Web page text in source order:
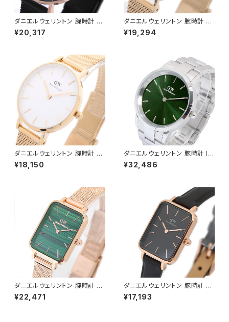
ダニエルウェリントン 腕時計 PE
TITE ASHFIELD 36 ブラック
DW00100307 レディース ブ
¥20,317
ダニエルウェリントン 腕時計 PE
TITE MESH 32 ブラック DW0
0100347 レディース ブラック
¥19,294
ダニエルウェリントン 腕時計 PE
TITE MESH 28 ホワイト DW
00100350 レディース ホワイ
¥18,150
ダニエルウェリントン 腕時計 IC
ONIC LINK EMERALD 40 シ
ルバー DW00100427 グリー
¥32,486
ダニエルウェリントン 腕時計 Q
UADRO PRESSED MELROS
E 20×26 DW00100437 クア
¥22,471
ダニエルウェリントン 腕時計 Q
UADRO PRESSED SHEFFIEL
D 20×26 ローズゴールド DW
¥17,193